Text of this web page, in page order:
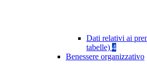
Dati relativi ai
tabelle) 4
Benessere organizzativo